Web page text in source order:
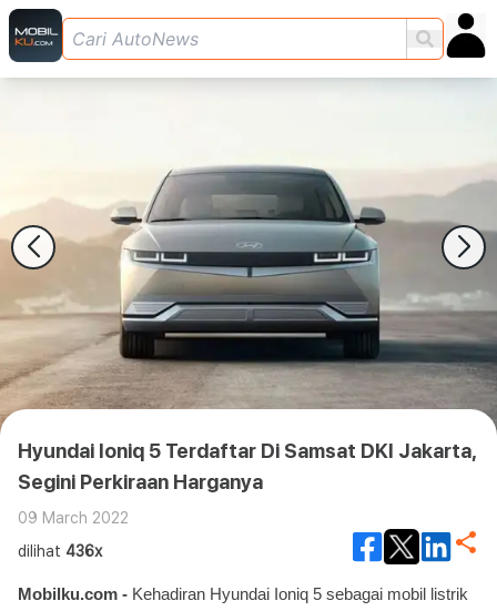
Hyundai Ioniq 5 Terdaftar Di Samsat DKI Jakarta,
Segini Perkiraan Harganya
09 March 2022
dilihat 436x
Mobilku.com - Kehadiran Hyundai Ioniq 5 sebagai mobil listrik